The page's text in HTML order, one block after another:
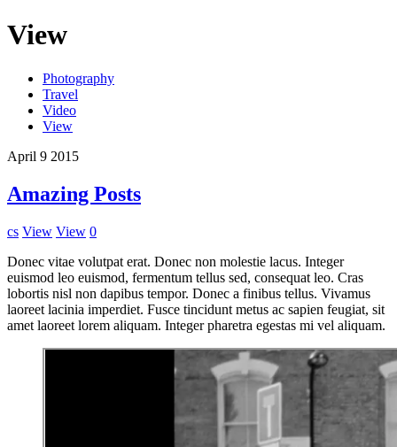
View
Photography
Travel
Video
View
April 9 2015
Amazing Posts
cs View View 0
Donec vitae volutpat erat. Donec non molestie lacus. Integer
euismod leo euismod, fermentum tellus sed, consequat leo. Cras
lobortis nisl non dapibus tempor. Donec a finibus tellus. Vivamus
laoreet lacinia imperdiet. Fusce tincidunt metus ac sapien feugiat, sit
amet laoreet lorem aliquam. Integer pharetra egestas mi vel aliquam.